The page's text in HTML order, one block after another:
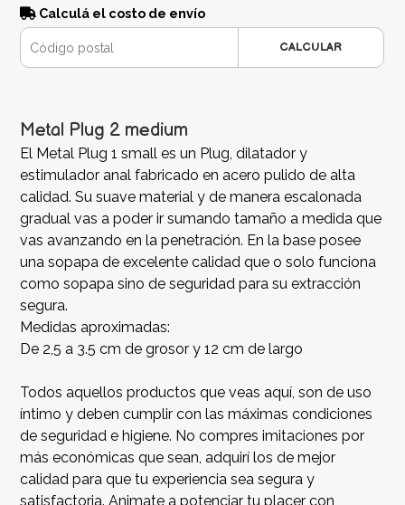
Calculá el costo de envío
CALCULAR
Metal Plug 2 medium
El Metal Plug 1 small es un Plug, dilatador y
estimulador anal fabricado en acero pulido de alta
calidad. Su suave material y de manera escalonada
gradual vas a poder ir sumando tamaño a medida que
vas avanzando en la penetración. En la base posee
una sopapa de excelente calidad que o solo funciona
como sopapa sino de seguridad para su extracción
segura.
Medidas aproximadas:
De 2,5 a 3.5 cm de grosor y 12 cm de largo
Todos aquellos productos que veas aquí, son de uso
íntimo y deben cumplir con las máximas condiciones
de seguridad e higiene. No compres imitaciones por
más económicas que sean, adquirí los de mejor
calidad para que tu experiencia sea segura y
satisfactoria. Animate a potenciar tu placer con